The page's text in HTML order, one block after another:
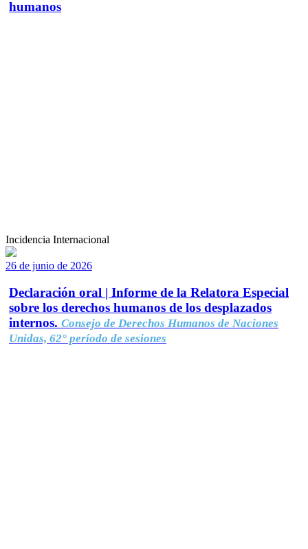
humanos
Incidencia Internacional
26 de junio de 2026
Declaración oral | Informe de la Relatora Especial
sobre los derechos humanos de los desplazados
internos. Consejo de Derechos Humanos de Naciones
Unidas, 62° período de sesiones